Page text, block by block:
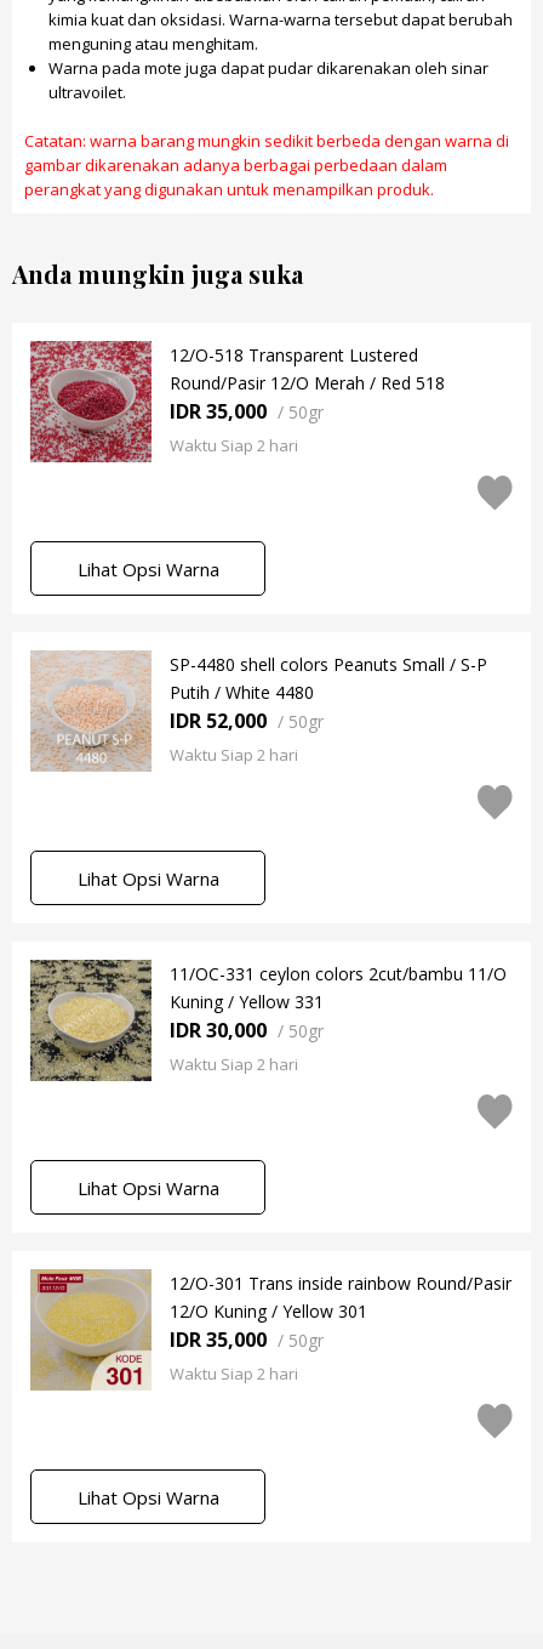
kimia kuat dan oksidasi. Warna-warna tersebut dapat berubah
menguning atau menghitam.
Warna pada mote juga dapat pudar dikarenakan oleh sinar
ultravoilet.
Catatan: warna barang mungkin sedikit berbeda dengan warna di
gambar dikarenakan adanya berbagai perbedaan dalam
perangkat yang digunakan untuk menampilkan produk.
Anda mungkin juga suka
12/O-518 Transparent Lustered
Round/Pasir 12/O Merah / Red 518
IDR 35,000 / 50gr
Waktu Siap 2 hari
Lihat Opsi Warna
SP-4480 shell colors Peanuts Small / S-P
Putih / White 4480
IDR 52,000 / 50gr
Waktu Siap 2 hari
Lihat Opsi Warna
11/OC-331 ceylon colors 2cut/bambu 11/O
Kuning / Yellow 331
IDR 30,000 / 50gr
Waktu Siap 2 hari
Lihat Opsi Warna
12/O-301 Trans inside rainbow Round/Pasir
12/O Kuning / Yellow 301
IDR 35,000 / 50gr
Waktu Siap 2 hari
Lihat Opsi Warna